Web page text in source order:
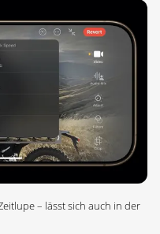
– lässt sich auch in der